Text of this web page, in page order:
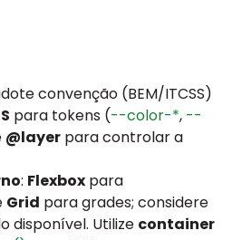
convenção (BEM/ITCSS)
para tokens (--color-*, --
@layer para controlar a
: Flexbox para
Grid para grades; considere
disponível. Utilize container